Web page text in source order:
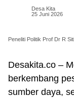
Desa Kita
25 Juni 2026
Peneliti Politik Prof Dr R
Desakita.co –
berkembang
sumber daya,